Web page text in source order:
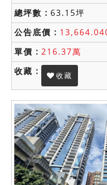
63.15坪
216.37萬
收藏